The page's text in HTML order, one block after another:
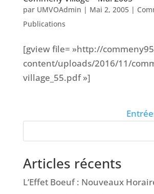
par UMVOAdmin | Mai 2, 2005|
Publications
[gview file= »http://
content/uploads/2016/11/
village_55.pdf »]
Articles récents
L’Effet Boeuf : Nouveaux